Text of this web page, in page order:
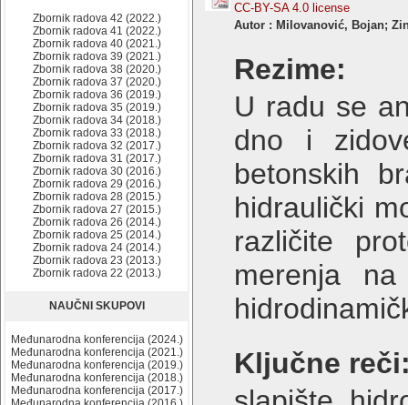
Zbornik radova 42 (2022.)
Zbornik radova 41 (2022.)
Zbornik radova 40 (2021.)
Zbornik radova 39 (2021.)
Zbornik radova 38 (2020.)
Zbornik radova 37 (2020.)
Zbornik radova 36 (2019.)
Zbornik radova 35 (2019.)
Zbornik radova 34 (2018.)
Zbornik radova 33 (2018.)
Zbornik radova 32 (2017.)
Zbornik radova 31 (2017.)
Zbornik radova 30 (2016.)
Zbornik radova 29 (2016.)
Zbornik radova 28 (2015.)
Zbornik radova 27 (2015.)
Zbornik radova 26 (2014.)
Zbornik radova 25 (2014.)
Zbornik radova 24 (2014.)
Zbornik radova 23 (2013.)
Zbornik radova 22 (2013.)
NAUČNI SKUPOVI
Međunarodna konferencija (2024.)
Međunarodna konferencija (2021.)
Međunarodna konferencija (2019.)
Međunarodna konferencija (2018.)
Međunarodna konferencija (2017.)
CC-BY-SA 4.0 license
Autor : Milovanović, Bojan;
Rezime:
U radu se
dno i
betonskih
hidraulički
različite
merenja
Ključne